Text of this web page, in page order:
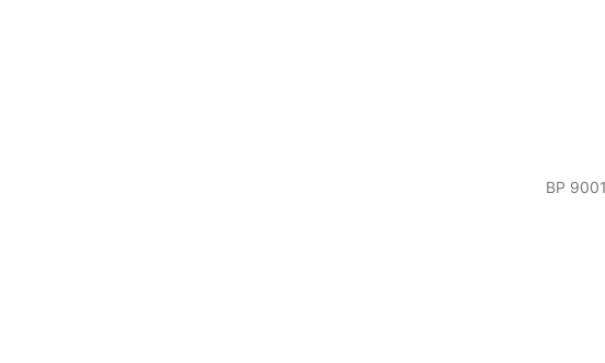
BP